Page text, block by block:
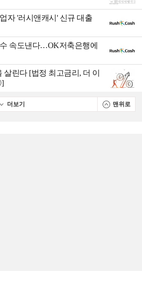
자 '러시앤캐시' 신규 대출
속도낸다…OK저축은행에
살린다 [법정 최고금리, 더 이
더보기 맨위로